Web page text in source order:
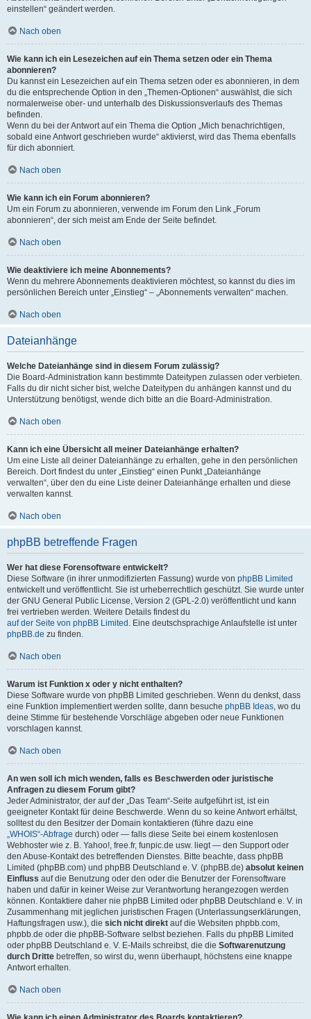
einstellen“ geändert werden.
Nach oben
Wie kann ich ein Lesezeichen auf ein Thema setzen oder ein Thema
abonnieren?
Du kannst ein Lesezeichen auf ein Thema setzen oder es abonnieren, in dem
du die entsprechende Option in den „Themen-Optionen“ auswählst, die sich
normalerweise ober- und unterhalb des Diskussionsverlaufs des Themas
befinden.
Wenn du bei der Antwort auf ein Thema die Option „Mich benachrichtigen,
sobald eine Antwort geschrieben wurde“ aktivierst, wird das Thema ebenfalls
für dich abonniert.
Nach oben
Wie kann ich ein Forum abonnieren?
Um ein Forum zu abonnieren, verwende im Forum den Link „Forum
abonnieren“, der sich meist am Ende der Seite befindet.
Nach oben
Wie deaktiviere ich meine Abonnements?
Wenn du mehrere Abonnements deaktivieren möchtest, so kannst du dies im
persönlichen Bereich unter „Einstieg“ – „Abonnements verwalten“ machen.
Nach oben
Dateianhänge
Welche Dateianhänge sind in diesem Forum zulässig?
Die Board-Administration kann bestimmte Dateitypen zulassen oder verbieten.
Falls du dir nicht sicher bist, welche Dateitypen du anhängen kannst und du
Unterstützung benötigst, wende dich bitte an die Board-Administration.
Nach oben
Kann ich eine Übersicht all meiner Dateianhänge erhalten?
Um eine Liste all deiner Dateianhänge zu erhalten, gehe in den persönlichen
Bereich. Dort findest du unter „Einstieg“ einen Punkt „Dateianhänge
verwalten“, über den du eine Liste deiner Dateianhänge erhalten und diese
verwalten kannst.
Nach oben
phpBB betreffende Fragen
Wer hat diese Forensoftware entwickelt?
Diese Software (in ihrer unmodifizierten Fassung) wurde von phpBB Limited
entwickelt und veröffentlicht. Sie ist urheberrechtlich geschützt. Sie wurde unter
der GNU General Public License, Version 2 (GPL-2.0) veröffentlicht und kann
frei vertrieben werden. Weitere Details findest du
auf der Seite von phpBB Limited . Eine deutschsprachige Anlaufstelle ist unter
phpBB.de zu finden.
Nach oben
Warum ist Funktion x oder y nicht enthalten?
Diese Software wurde von phpBB Limited geschrieben. Wenn du denkst, dass
eine Funktion implementiert werden sollte, dann besuche phpBB Ideas, wo du
deine Stimme für bestehende Vorschläge abgeben oder neue Funktionen
vorschlagen kannst.
Nach oben
An wen soll ich mich wenden, falls es Beschwerden oder juristische
Anfragen zu diesem Forum gibt?
Jeder Administrator, der auf der „Das Team“-Seite aufgeführt ist, ist ein
geeigneter Kontakt für deine Beschwerde. Wenn du so keine Antwort erhältst,
solltest du den Besitzer der Domain kontaktieren (führe dazu eine
„WHOIS“-Abfrage durch) oder — falls diese Seite bei einem kostenlosen
Webhoster wie z. B. Yahoo!, free.fr, funpic.de usw. liegt — den Support oder
den Abuse-Kontakt des betreffenden Dienstes. Bitte beachte, dass phpBB
Limited (phpBB.com) und phpBB Deutschland e. V. (phpBB.de) absolut keinen
Einfluss auf die Benutzung oder den oder die Benutzer der Forensoftware
haben und dafür in keiner Weise zur Verantwortung herangezogen werden
können. Kontaktiere daher nie phpBB Limited oder phpBB Deutschland e. V. in
Zusammenhang mit jeglichen juristischen Fragen (Unterlassungserklärungen,
Haftungsfragen usw.), die sich nicht direkt auf die Websiten phpbb.com,
phpbb.de oder die phpBB-Software selbst beziehen. Falls du phpBB Limited
oder phpBB Deutschland e. V. E-Mails schreibst, die die Softwarenutzung
durch Dritte betreffen, so wirst du, wenn überhaupt, höchstens eine knappe
Antwort erhalten.
Nach oben